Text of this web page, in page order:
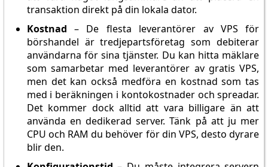
transaktion direkt på din lokala dator.
Kostnad – De flesta leverantörer av VPS för
börshandel är tredjepartsföretag som debiterar
användarna för sina tjänster. Du kan hitta mäklare
som samarbetar med leverantörer av gratis VPS,
men det kan också medföra en kostnad som tas
med i beräkningen i kontokostnader och spreadar.
Det kommer dock alltid att vara billigare än att
använda en dedikerad server. Tänk på att ju mer
CPU och RAM du behöver för din VPS, desto dyrare
blir den.